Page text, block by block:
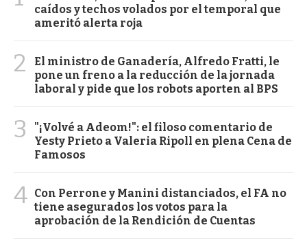
caídos y techos volados por el temporal que
ameritó alerta roja
2
El ministro de Ganadería, Alfredo Fratti, le
pone un freno a la reducción de la jornada
laboral y pide que los robots aporten al BPS
3
"¡Volvé a Adeom!": el filoso comentario de
Yesty Prieto a Valeria Ripoll en plena Cena de
Famosos
4 Con Perrone y Manini distanciados, el FA no
tiene asegurados los votos para la
aprobación de la Rendición de Cuentas